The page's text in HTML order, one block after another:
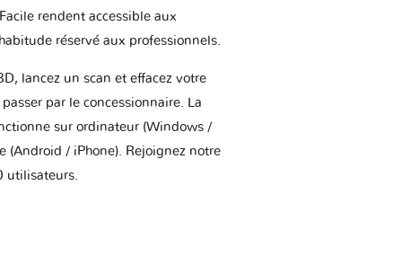
rendent accessible aux
réservé aux professionnels.
lancez un scan et effacez votre
par le concessionnaire. La
sur ordinateur (Windows /
(Android / iPhone). Rejoignez notre
utilisateurs.